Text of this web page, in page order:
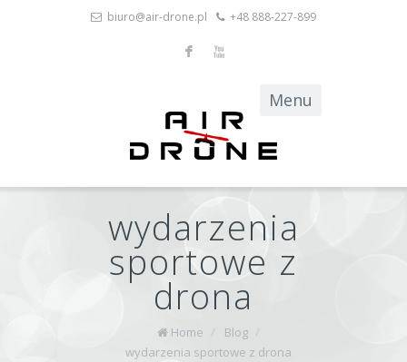
biuro@air-drone.pl +48 888-227-899
F X
wydarzenia
sportowe z
drona
Home / Blog /
wydarzenia sportowe z drona